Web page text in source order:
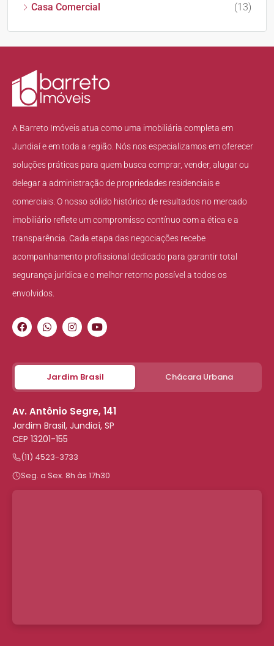
Casa Comercial
(13)
A Barreto Imóveis atua como uma imobiliária completa em
Jundiaí e em toda a região. Nós nos especializamos em oferecer
soluções práticas para quem busca comprar, vender, alugar ou
delegar a administração de propriedades residenciais e
comerciais. O nosso sólido histórico de resultados no mercado
imobiliário reflete um compromisso contínuo com a ética e a
transparência. Cada etapa das negociações recebe
acompanhamento profissional dedicado para garantir total
segurança jurídica e o melhor retorno possível a todos os
envolvidos.
Jardim Brasil Chácara Urbana
Av. Antônio Segre, 141
Jardim Brasil, Jundiaí, SP
CEP 13201-155
(11) 4523-3733
Seg. a Sex. 8h às 17h30